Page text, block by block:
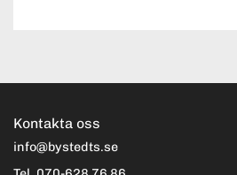
Kontakta oss
info@bystedts.se